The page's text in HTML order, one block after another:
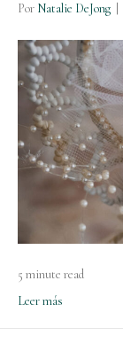
Por Natalie DeJong
5 minute read
Leer más